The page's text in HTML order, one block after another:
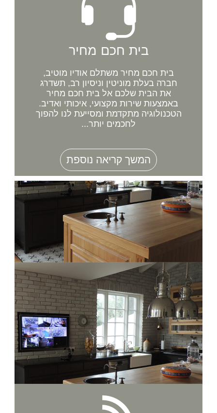
בית חכם מחיר
בית חכם מחיר משתלם אודיו מוטיב,
חברה בעלת מוניטין וניסיון רב, תשדרג
את הבית שלכם אל בית חכם מחיר
באמצעות שירות מקצועי, איכותי ואדיב.
הטכנולוגיה מתקדמת ומסייעת לנו להפוך
לחכמים יותר...
המשך קריאה נוספת